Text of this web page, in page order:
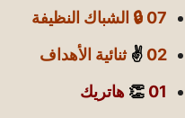
07 🔒 الشباك النظيفة
02
✌️ ثنائية الأهداف
01
👏 هاتريك